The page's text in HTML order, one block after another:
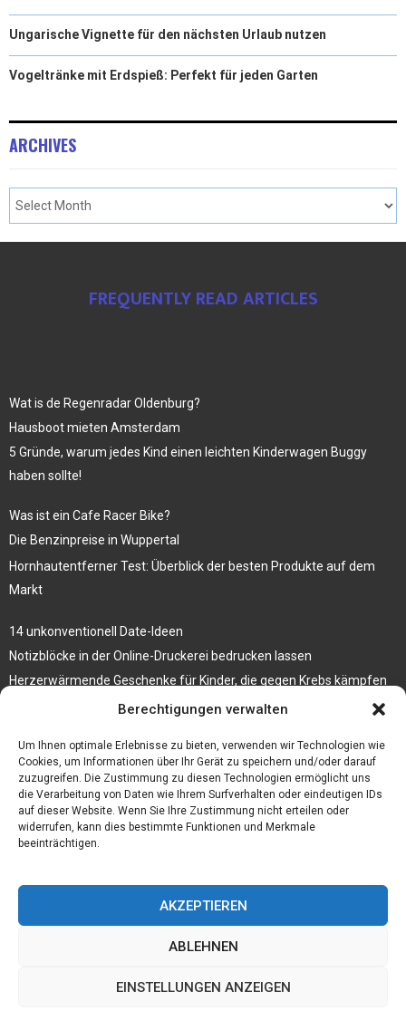
Berechtigungen verwalten
Um Ihnen optimale Erlebnisse zu bieten, verwenden wir Technologien wie
Cookies, um Informationen über Ihr Gerät zu speichern und/oder darauf
zuzugreifen. Die Zustimmung zu diesen Technologien ermöglicht uns
die Verarbeitung von Daten wie Ihrem Surfverhalten oder eindeutigen IDs
auf dieser Website. Wenn Sie Ihre Zustimmung nicht erteilen oder
widerrufen, kann dies bestimmte Funktionen und Merkmale
beeinträchtigen.
AKZEPTIEREN
ABLEHNEN
EINSTELLUNGEN ANZEIGEN
Ungarische Vignette für den nächsten Urlaub nutzen
Vogeltränke mit Erdspieß: Perfekt für jeden Garten
ARCHIVES
FREQUENTLY READ ARTICLES
Wat is de Regenradar Oldenburg?
Hausboot mieten Amsterdam
5 Gründe, warum jedes Kind einen leichten Kinderwagen Buggy
haben sollte!
Was ist ein Cafe Racer Bike?
Die Benzinpreise in Wuppertal
Hornhautentferner Test: Überblick der besten Produkte auf dem
Markt
14 unkonventionell Date-Ideen
Notizblöcke in der Online-Druckerei bedrucken lassen
Herzerwärmende Geschenke für Kinder, die gegen Krebs kämpfen
3 Tipps, wie du deinen Schmuck auf Reisen mitnehmen kannst
Wetter Oberhausen 14 Tage – Erklärung und Prognose des Wetters